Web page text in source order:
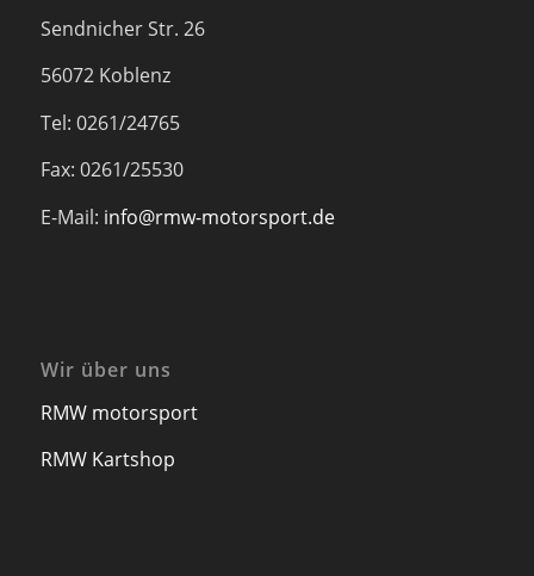
Sendnicher Str. 26
56072 Koblenz
Tel: 0261/24765
Fax: 0261/25530
E-Mail: info@rmw-motorsport.de
Wir über uns
RMW motorsport
RMW Kartshop